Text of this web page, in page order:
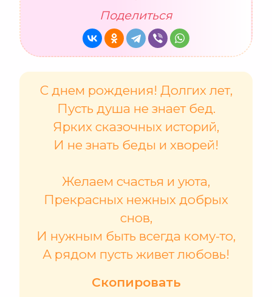
Поделиться
С днем рождения! Долгих лет,
Пусть душа не знает бед.
Ярких сказочных историй,
И не знать беды и хворей!
Желаем счастья и уюта,
Прекрасных нежных добрых
снов,
И нужным быть всегда кому-то,
А рядом пусть живет любовь!
Скопировать